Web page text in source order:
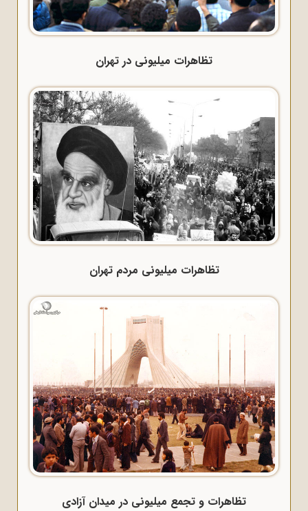
تظاهرات میلیونی در تهران
تظاهرات میلیونی مردم تهران
تظاهرات و تجمع میلیونی در میدان آزادی